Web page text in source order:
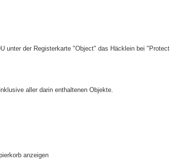
unter der Registerkarte "Object" das Häcklein bei "Protect
aller darin enthaltenen Objekte.
anzeigen